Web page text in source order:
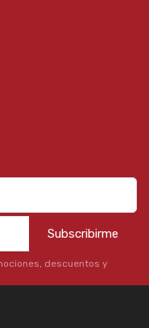
Subscribirme
descuentos y